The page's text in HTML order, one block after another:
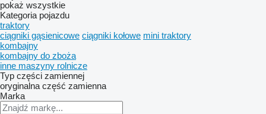
pokaż wszystkie
Kategoria pojazdu
traktory
ciągniki gąsienicowe ciągniki kołowe mini traktory
kombajny
kombajny do zboża
inne maszyny rolnicze
Typ części zamiennej
oryginalna część zamienna
Marka